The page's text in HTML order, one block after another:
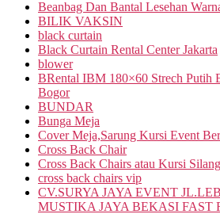
Beanbag Dan Bantal Lesehan
BILIK VAKSIN
black curtain
Black Curtain Rental Center Jakarta
blower
BRental IBM 180×60 Strech Putih
Bogor
BUNDAR
Bunga Meja
Cover Meja,Sarung Kursi Event
Cross Back Chair
Cross Back Chairs atau Kursi
cross back chairs vip
CV.SURYA JAYA EVENT
MUSTIKA JAYA BEKASI FAST